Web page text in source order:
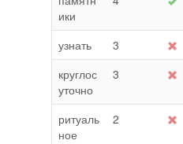
ики
узнать
3
круглос
уточно
3
ритуаль
ное
2